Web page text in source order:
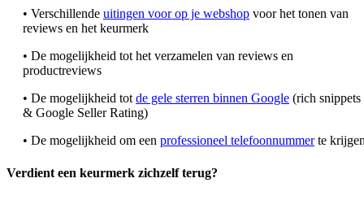
• Verschillende uitingen voor op je webshop voor het tonen van
reviews en het keurmerk
• De mogelijkheid tot het verzamelen van reviews en
productreviews
• De mogelijkheid tot de gele sterren binnen Google (rich snippets
& Google Seller Rating)
• De mogelijkheid om een professioneel telefoonnummerte
Verdient een keurmerk zichzelf terug?